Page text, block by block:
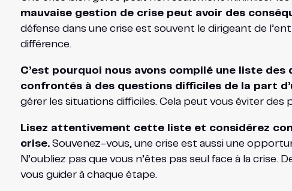
mauvaise gestion de crise peut avoir des
défense dans une crise est souvent le dirigeant de
différence.
C’est pourquoi nous avons compilé une liste
confrontés à des questions difficiles de la part
gérer les situations difficiles. Cela peut vous éviter
Lisez attentivement cette liste et considérez
crise.Souvenez-vous, une crise est aussi une
N’oubliez pas que vous n’êtes pas seul face à la
vous guider à chaque étape.